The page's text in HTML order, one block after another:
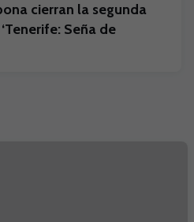
cierran la segunda
Seña de